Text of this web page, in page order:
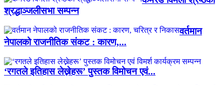
श्रद्धाञ्जलीसभा सम्पन्न
वर्तमान
नेपालको राजनीतिक संकट : कारण,...
‘रगतले इतिहास लेख्नेहरू’ पुस्तक विमोचन एवं...